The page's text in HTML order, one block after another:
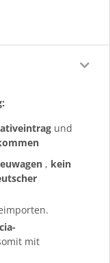
und
, kein
mit